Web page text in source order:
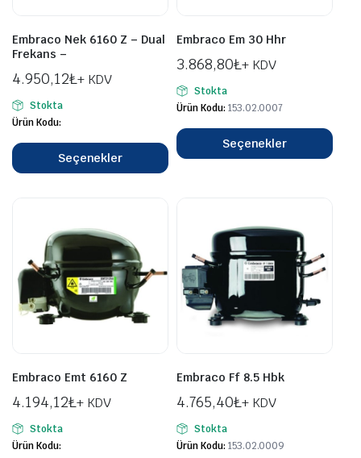
Embraco Nek 6160 Z – Dual
Frekans –
4.950,12₺+ KDV
Stokta
Ürün Kodu:
Seçenekler
Embraco Em 30 Hhr
3.868,80₺+ KDV
Stokta
Ürün Kodu: 153.02.0007
Seçenekler
Embraco Emt 6160 Z
4.194,12₺+ KDV
Stokta
Ürün Kodu:
Embraco Ff 8.5 Hbk
4.765,40₺+ KDV
Stokta
Ürün Kodu: 153.02.0009